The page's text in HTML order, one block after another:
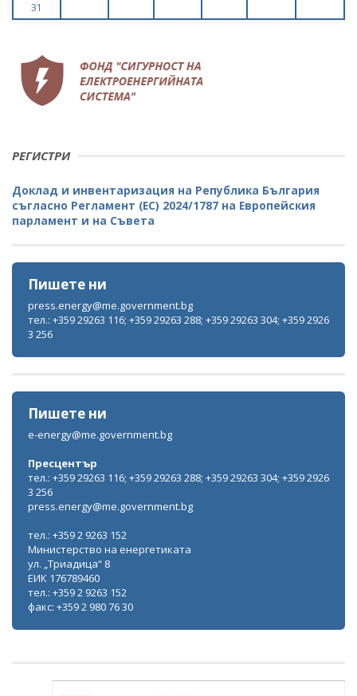
31
РЕГИСТРИ
Доклад и инвентаризация на Република България
съгласно Регламент (ЕС) 2024/1787 на Европейския
парламент и на Съвета
Пишете ни
press.energy@me.government.bg
тел.: +359 29263 116; +359 29263 288; +359 29263 304; +359 2926
3 256
Пишете ни
e-energy@me.government.bg
Пресцентър
тел.: +359 29263 116; +359 29263 288; +359 29263 304; +359 2926
3 256
press.energy@me.government.bg
тел.: +359 2 9263 152
Министерство на енергетиката
ул. „Триадица“ 8
ЕИК 176789460
тел.: +359 2 9263 152
факс: +359 2 980 76 30